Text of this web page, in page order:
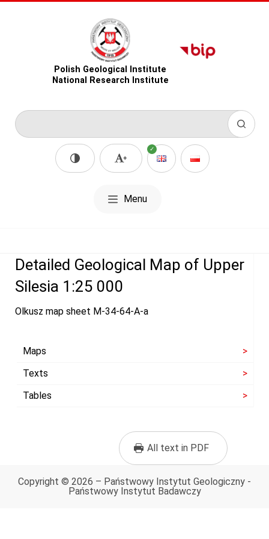
Polish Geological Institute
National Research Institute
Menu
Detailed Geological Map of Upper
Silesia 1:25 000
Olkusz map sheet M-34-64-A-a
Maps
Texts
Tables
All text in PDF
Copyright © 2026 – Państwowy Instytut Geologiczny -
Państwowy Instytut Badawczy